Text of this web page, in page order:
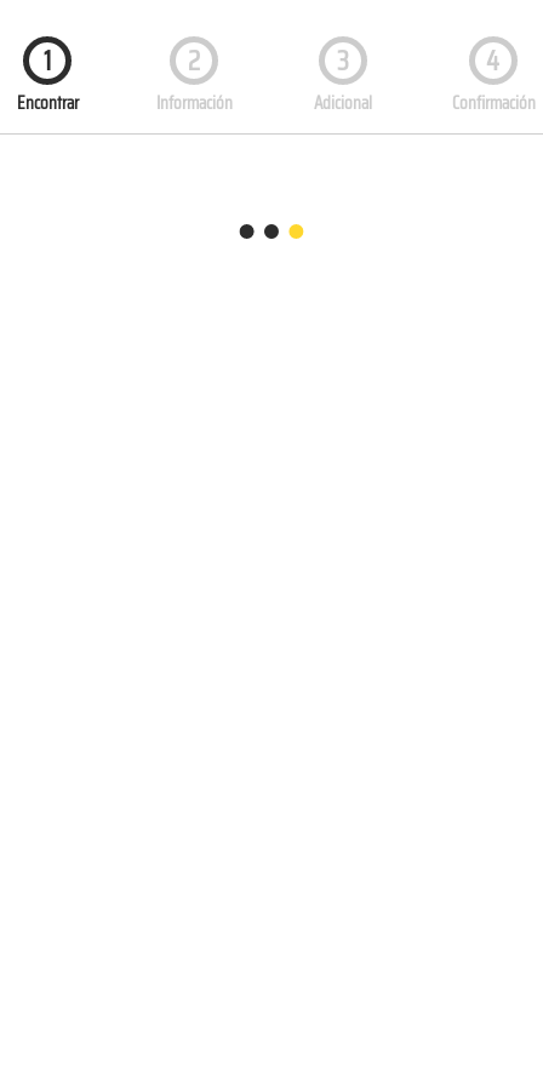
1
Encontrar
2
Información
3
Adicional
4
Confirmación